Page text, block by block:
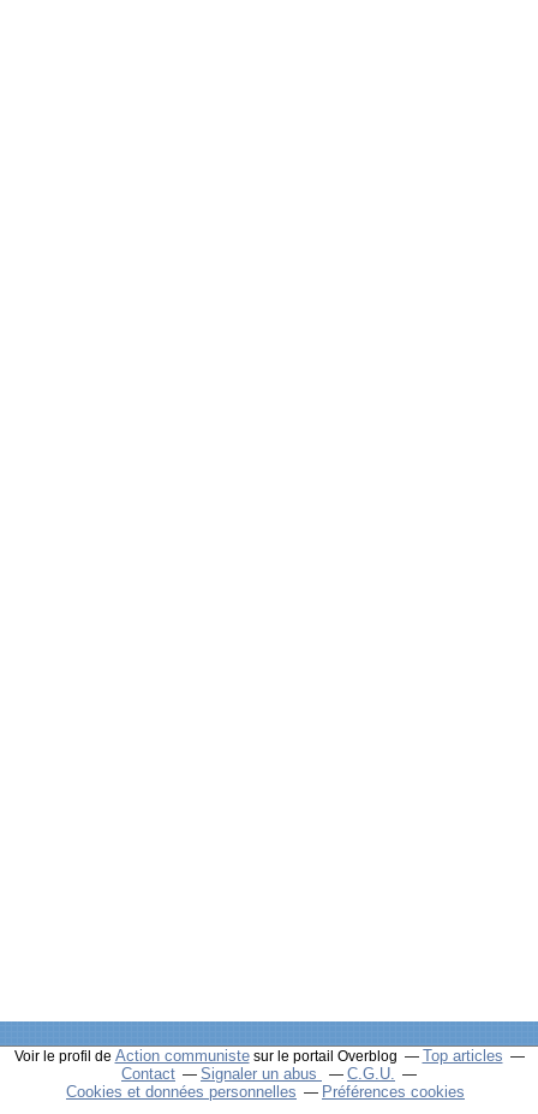
Voir le profil de Action communistesur le portail Overblog
Top articles
Contact
Signaler un abus
C.G.U.
Cookies et données personnelles
Préférences cookies